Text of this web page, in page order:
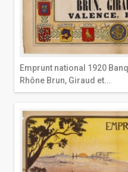
Emprunt national 1920
Rhône Brun, Giraud et...